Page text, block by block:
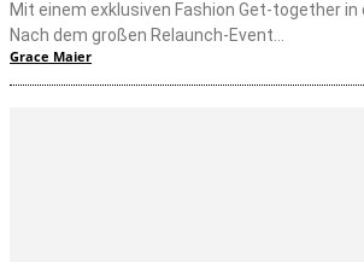
Mit einem exklusiven Fashion Get-together
Nach dem großen Relaunch-Event...
Grace Maier